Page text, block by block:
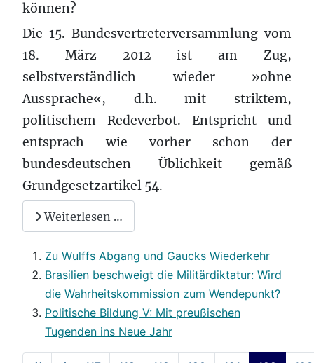
können?
Die 15. Bundesvertreterversammlung vom
18. März 2012 ist am Zug,
selbstverständlich wieder »ohne
Aussprache«, d.h. mit striktem,
politischem Redeverbot. Entspricht und
entsprach wie vorher schon der
bundesdeutschen Üblichkeit gemäß
Grundgesetzartikel 54.
Weiterlesen …
Zu Wulffs Abgang und Gaucks Wiederkehr
Brasilien beschweigt die Militärdiktatur: Wird
die Wahrheitskommission zum Wendepunkt?
Politische Bildung V: Mit preußischen
Tugenden ins Neue Jahr